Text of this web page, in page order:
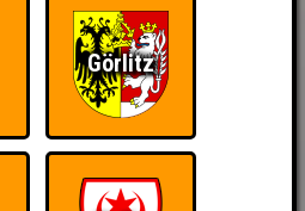
Görlitz